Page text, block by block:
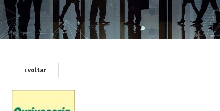
‹ voltar